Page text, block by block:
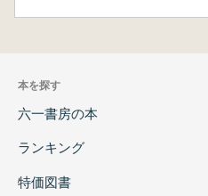
本を探す
六一書房の本
ランキング
特価図書